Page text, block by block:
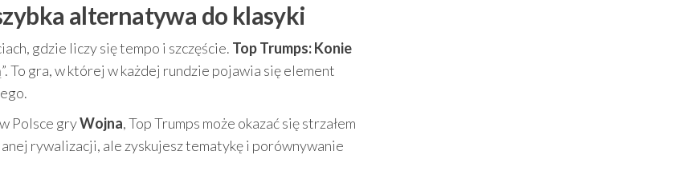
alternatywa do klasyki
gdzie liczy się tempo i szczęście. Top Trumps: Konie
To gra, w której w każdej rundzie pojawia się element
Polsce gryWojna, Top Trumps może okazać się strzałem
rywalizacji, ale zyskujesz tematykę i porównywanie